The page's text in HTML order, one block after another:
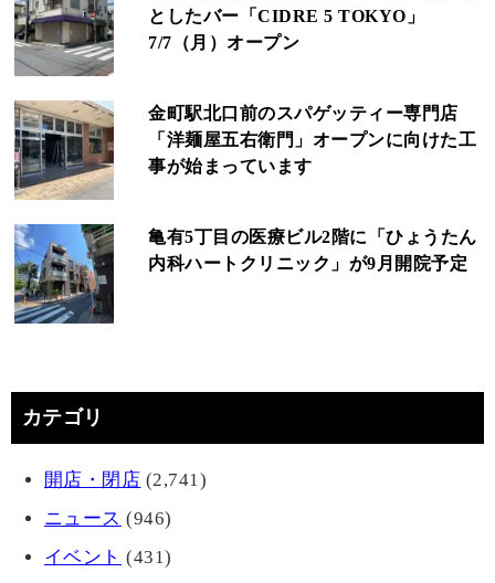
としたバー「CIDRE 5 TOKYO」
7/7（月）オープン
金町駅北口前のスパゲッティー専門店
「洋麺屋五右衛門」オープンに向けた工
事が始まっています
亀有5丁目の医療ビル2階に「ひょうたん
内科ハートクリニック」が9月開院予定
カテゴリ
開店・閉店 (2,741)
ニュース (946)
イベント (431)